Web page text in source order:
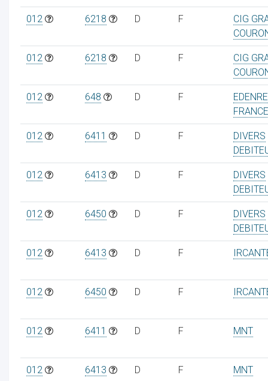
012 6218 D F
CIG
012 6218 D F
CIG
012 648 D F
FRANCE
012 6411 D F
DIVERS
012 6413 D F
DIVERS
012 6450 D F
DIVERS
012 6413 D F
012 6450 D F
012 6411 D F MNT
012 6413 D F MNT